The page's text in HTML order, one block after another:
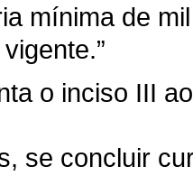
mínima de
o inciso III
se concluir